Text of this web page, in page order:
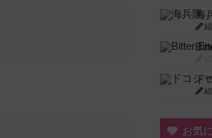
海
ド
お気